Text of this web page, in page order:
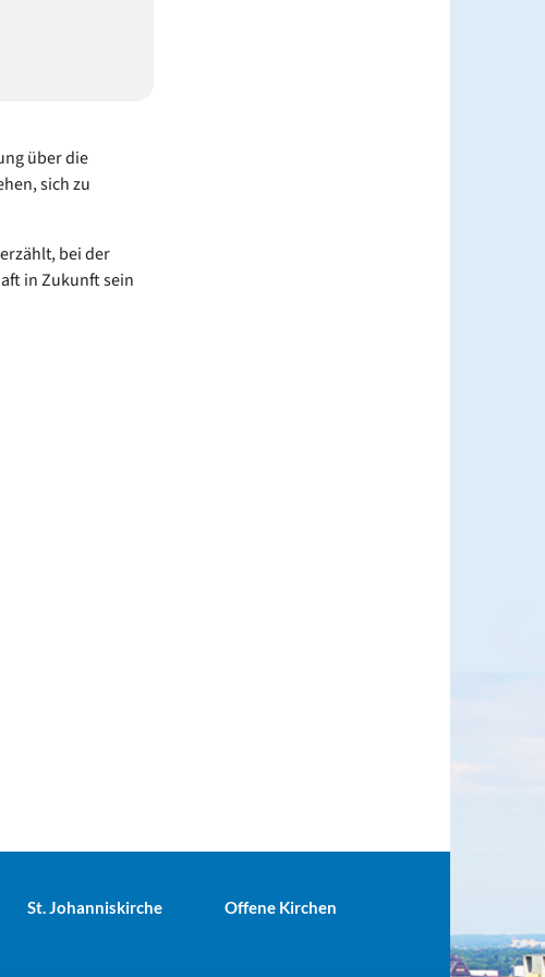
über die
sich zu
bei der
in Zukunft sein
St. Johanniskirche Offene Kirchen